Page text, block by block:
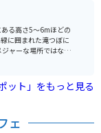
る高さ5～6mほどの
に囲まれた滝つぼに
分に自分だけの時間
す。
ット」をもっと見る
ェ